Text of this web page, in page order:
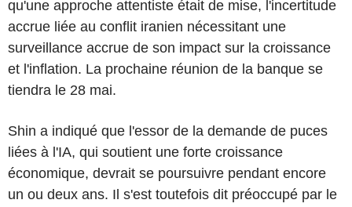
qu'une approche attentiste était de mise, l'incertitude
accrue liée au conflit iranien nécessitant une
surveillance accrue de son impact sur la croissance
et l'inflation. La prochaine réunion de la banque se
tiendra le 28 mai.
Shin a indiqué que l'essor de la demande de puces
liées à l'IA, qui soutient une forte croissance
économique, devrait se poursuivre pendant encore
un ou deux ans. Il s'est toutefois dit préoccupé par le